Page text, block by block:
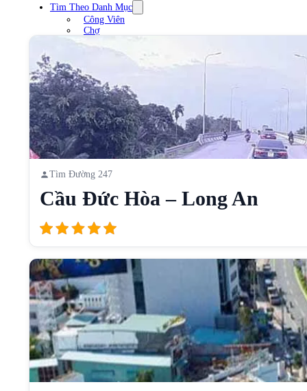
Tìm Theo Danh Mục
Công Viên
Chợ
Sân Vận Động
Cầu
Liên Hệ
Tìm Đường 247
Cầu Đức Hòa – Long An